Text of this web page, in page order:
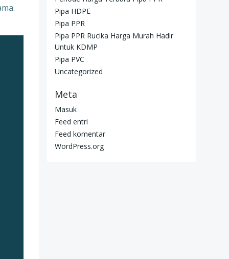
Pipa HDPE
Pipa PPR
Pipa PPR Rucika Harga Murah Hadir
Untuk KDMP
Pipa PVC
Uncategorized
Meta
Masuk
Feed entri
Feed komentar
WordPress.org